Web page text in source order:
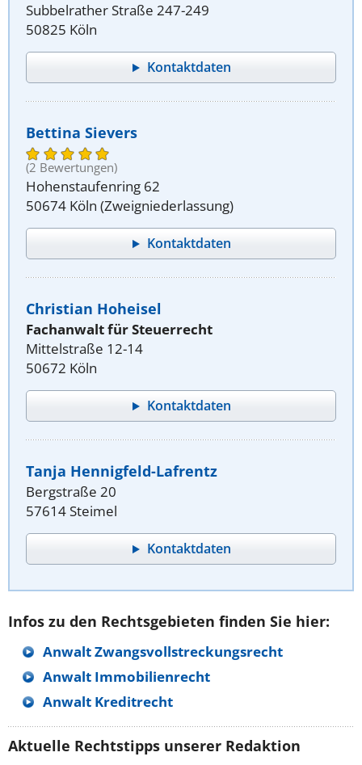
Subbelrather Straße 247-249
50825 Köln
Kontaktdaten
Bettina Sievers
(2 Bewertungen)
Hohenstaufenring 62
50674 Köln (Zweigniederlassung)
Kontaktdaten
Christian Hoheisel
Fachanwalt für Steuerrecht
Mittelstraße 12-14
50672 Köln
Kontaktdaten
Tanja Hennigfeld-Lafrentz
Bergstraße 20
57614 Steimel
Kontaktdaten
Infos zu den Rechtsgebieten finden Sie hier:
Anwalt Zwangsvollstreckungsrecht
Anwalt Immobilienrecht
Anwalt Kreditrecht
Aktuelle Rechtstipps unserer Redaktion